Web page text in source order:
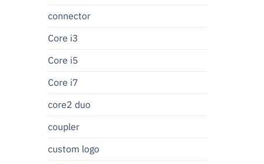
connector
Core i3
Core i5
Core i7
core2 duo
coupler
custom logo